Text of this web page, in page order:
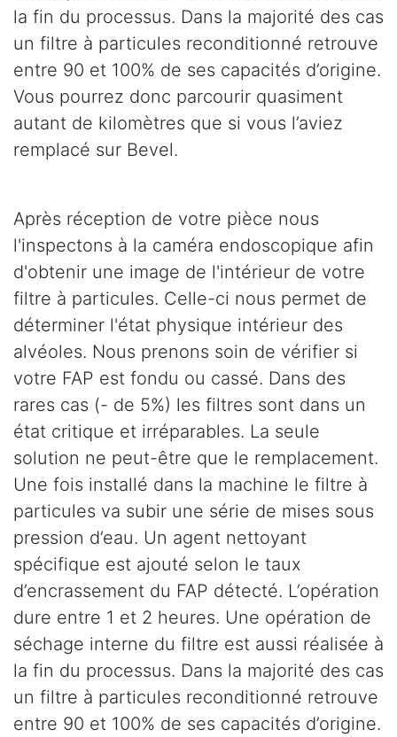
la fin du processus. Dans la majorité des cas
un filtre à particules reconditionné retrouve
entre 90 et 100% de ses capacités d’origine.
Vous pourrez donc parcourir quasiment
autant de kilomètres que si vous l’aviez
remplacé sur Bevel.
Après réception de votre pièce nous
l'inspectons à la caméra endoscopique afin
d'obtenir une image de l'intérieur de votre
filtre à particules. Celle-ci nous permet de
déterminer l'état physique intérieur des
alvéoles. Nous prenons soin de vérifier si
votre FAP est fondu ou cassé. Dans des
rares cas (- de 5%) les filtres sont dans un
état critique et irréparables. La seule
solution ne peut-être que le remplacement.
Une fois installé dans la machine le filtre à
particules va subir une série de mises sous
pression d’eau. Un agent nettoyant
spécifique est ajouté selon le taux
d’encrassement du FAP détecté. L’opération
dure entre 1 et 2 heures. Une opération de
séchage interne du filtre est aussi réalisée à
la fin du processus. Dans la majorité des cas
un filtre à particules reconditionné retrouve
entre 90 et 100% de ses capacités d’origine.